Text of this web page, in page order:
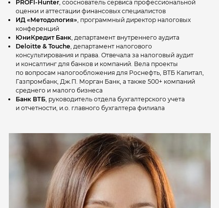
PROFI-Hunter , сооснователь сервиса профессиональной
оценки и аттестации финансовых специалистов
ИД «Методология» , программный директор налоговых
конференций
ЮниКредит Банк , департамент внутреннего аудита
Deloitte & Touche , департамент налогового
консультирования и права. Отвечала за налоговый аудит
и консалтинг для банков и компаний. Вела проекты
по вопросам налогообложения для Роснефть, ВТБ Капитал,
Газпромбанк, Дж.П. Морган Банк, а также 500+ компаний
среднего и малого бизнеса
Банк ВТБ , руководитель отдела бухгалтерского учета
и отчетности, и.о. главного бухгалтера филиала